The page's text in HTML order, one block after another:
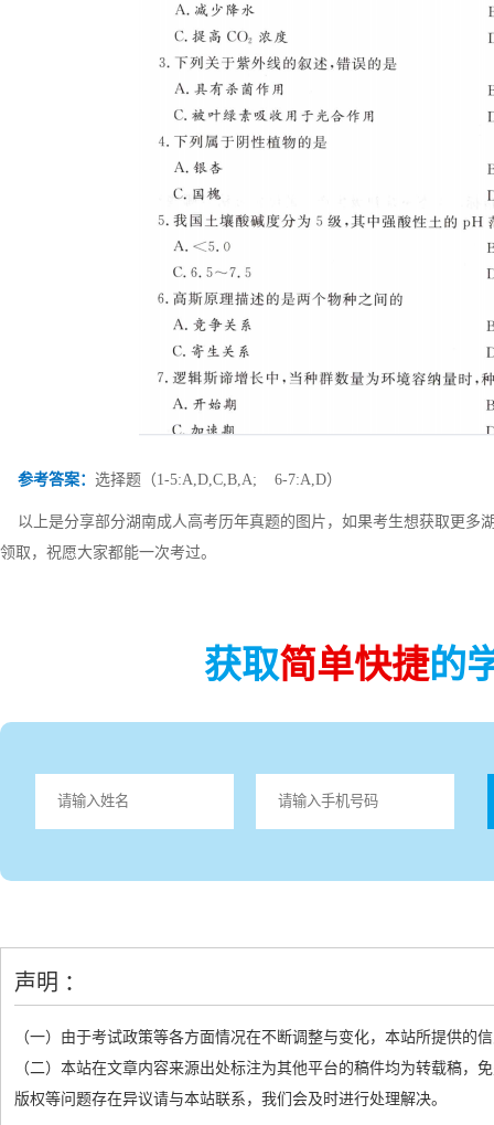
参考答案： 选择题（1-5:A,D,C,B,A; 6-7:A,D）
以上是分享部分湖南成人高考历年真题的图片，如果考生想获取更多
领取，祝愿大家都能一次考过。
获取简单快捷的
声明 ：
（一）由于考试政策等各方面情况在不断调整与变化，本站所提供的
（二）本站在文章内容来源出处标注为其他平台的稿件均为转载稿
版权等问题存在异议请与本站联系，我们会及时进行处理解决。